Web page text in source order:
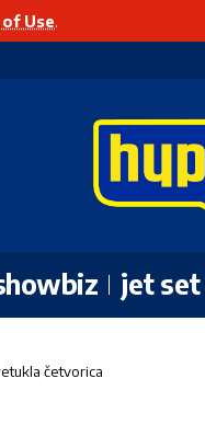
Use.
jet set
četvorica